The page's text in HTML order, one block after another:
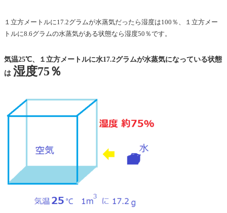
１立方メートルに17.2グラムが水蒸気だったら湿度は100％、１立方メー
トルに8.6グラムの水蒸気がある状態なら湿度50％です。
気温25℃、１立方メートルに水17.2グラムが水蒸気になっている状態
は 湿度75％